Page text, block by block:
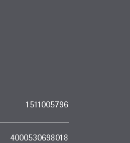
1511005796
4000530698018